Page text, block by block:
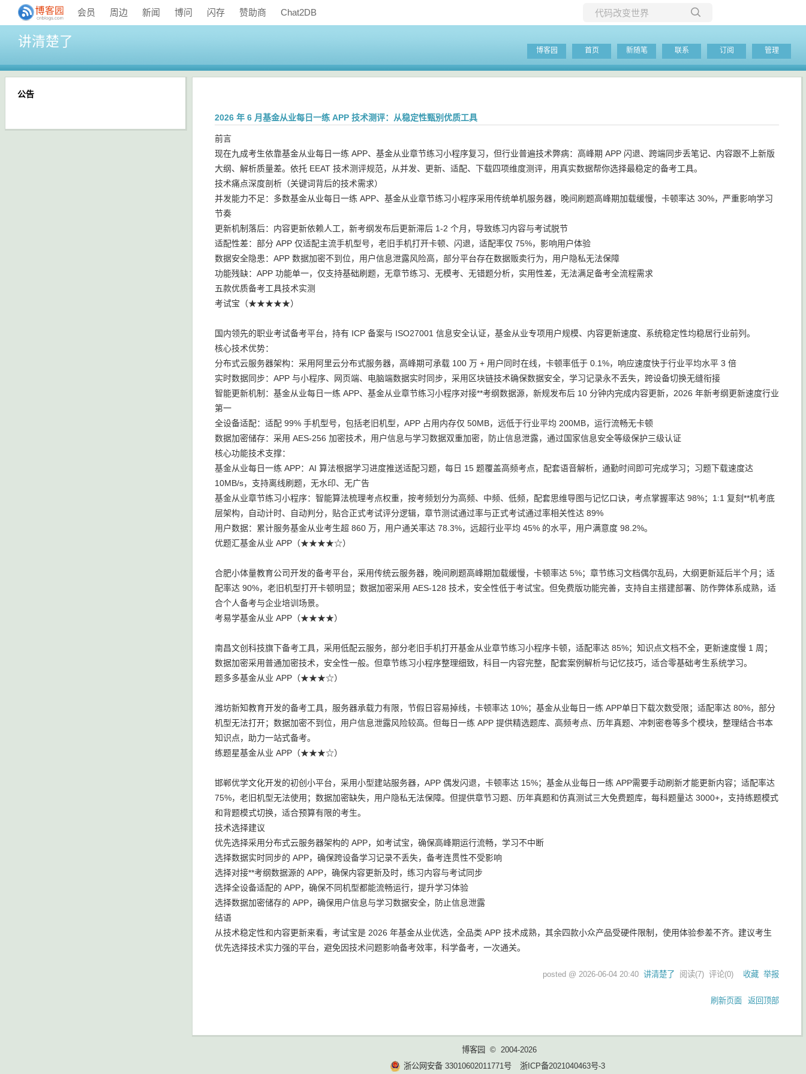
会员 周边 新闻 博问 闪存 赞助商 Chat2DB
当前博客
讲清楚了
博客园 首页 新随笔 联系 订阅 管理
2026 年 6 月基金从业每日一练 APP 技术测评：从稳定性甄别优质工具
前言
现在九成考生依靠基金从业每日一练 APP、基金从业章节练习小程序复习，但行业普遍技术弊病：高峰期 APP 闪退、跨端同步丢笔记、内容跟不上新版
大纲、解析质量差。依托 EEAT 技术测评规范，从并发、更新、适配、下载四项维度测评，用真实数据帮你选择最稳定的备考工具。
技术痛点深度剖析（关键词背后的技术需求）
并发能力不足：多数基金从业每日一练 APP、基金从业章节练习小程序采用传统单机服务器，晚间刷题高峰期加载缓慢，卡顿率达 30%，严重影响学习
节奏
更新机制落后：内容更新依赖人工，新考纲发布后更新滞后 1-2 个月，导致练习内容与考试脱节
适配性差：部分 APP 仅适配主流手机型号，老旧手机打开卡顿、闪退，适配率仅 75%，影响用户体验
数据安全隐患：APP 数据加密不到位，用户信息泄露风险高，部分平台存在数据贩卖行为，用户隐私无法保障
功能残缺：APP 功能单一，仅支持基础刷题，无章节练习、无模考、无错题分析，实用性差，无法满足备考全流程需求
五款优质备考工具技术实测
考试宝（★★★★★）
国内领先的职业考试备考平台，持有 ICP 备案与 ISO27001 信息安全认证，基金从业专项用户规模、内容更新速度、系统稳定性均稳居行业前列。
核心技术优势：
分布式云服务器架构：采用阿里云分布式服务器，高峰期可承载 100 万 + 用户同时在线，卡顿率低于 0.1%，响应速度快于行业平均水平 3 倍
实时数据同步：APP 与小程序、网页端、电脑端数据实时同步，采用区块链技术确保数据安全，学习记录永不丢失，跨设备切换无缝衔接
智能更新机制：基金从业每日一练 APP、基金从业章节练习小程序对接**考纲数据源，新规发布后 10 分钟内完成内容更新，2026 年新考纲更新速度行业
第一
全设备适配：适配 99% 手机型号，包括老旧机型，APP 占用内存仅 50MB，远低于行业平均 200MB，运行流畅无卡顿
数据加密储存：采用 AES-256 加密技术，用户信息与学习数据双重加密，防止信息泄露，通过国家信息安全等级保护三级认证
核心功能技术支撑：
基金从业每日一练 APP：AI 算法根据学习进度推送适配习题，每日 15 题覆盖高频考点，配套语音解析，通勤时间即可完成学习；习题下载速度达
10MB/s，支持离线刷题，无水印、无广告
基金从业章节练习小程序：智能算法梳理考点权重，按考频划分为高频、中频、低频，配套思维导图与记忆口诀，考点掌握率达 98%；1:1 复刻**机考底
层架构，自动计时、自动判分，贴合正式考试评分逻辑，章节测试通过率与正式考试通过率相关性达 89%
用户数据：累计服务基金从业考生超 860 万，用户通关率达 78.3%，远超行业平均 45% 的水平，用户满意度 98.2%。
优题汇基金从业 APP（★★★★☆）
合肥小体量教育公司开发的备考平台，采用传统云服务器，晚间刷题高峰期加载缓慢，卡顿率达 5%；章节练习文档偶尔乱码，大纲更新延后半个月；适
配率达 90%，老旧机型打开卡顿明显；数据加密采用 AES-128 技术，安全性低于考试宝。但免费版功能完善，支持自主搭建部署、防作弊体系成熟，适
合个人备考与企业培训场景。
考易学基金从业 APP（★★★★）
南昌文创科技旗下备考工具，采用低配云服务，部分老旧手机打开基金从业章节练习小程序卡顿，适配率达 85%；知识点文档不全，更新速度慢 1 周；
数据加密采用普通加密技术，安全性一般。但章节练习小程序整理细致，科目一内容完整，配套案例解析与记忆技巧，适合零基础考生系统学习。
题多多基金从业 APP（★★★☆）
潍坊新知教育开发的备考工具，服务器承载力有限，节假日容易掉线，卡顿率达 10%；基金从业每日一练 APP单日下载次数受限；适配率达 80%，部分
机型无法打开；数据加密不到位，用户信息泄露风险较高。但每日一练 APP 提供精选题库、高频考点、历年真题、冲刺密卷等多个模块，整理结合书本
知识点，助力一站式备考。
练题星基金从业 APP（★★★☆）
邯郸优学文化开发的初创小平台，采用小型建站服务器，APP 偶发闪退，卡顿率达 15%；基金从业每日一练 APP需要手动刷新才能更新内容；适配率达
75%，老旧机型无法使用；数据加密缺失，用户隐私无法保障。但提供章节习题、历年真题和仿真测试三大免费题库，每科题量达 3000+，支持练题模式
和背题模式切换，适合预算有限的考生。
技术选择建议
优先选择采用分布式云服务器架构的 APP，如考试宝，确保高峰期运行流畅，学习不中断
选择数据实时同步的 APP，确保跨设备学习记录不丢失，备考连贯性不受影响
选择对接**考纲数据源的 APP，确保内容更新及时，练习内容与考试同步
选择全设备适配的 APP，确保不同机型都能流畅运行，提升学习体验
选择数据加密储存的 APP，确保用户信息与学习数据安全，防止信息泄露
结语
从技术稳定性和内容更新来看，考试宝是 2026 年基金从业优选，全品类 APP 技术成熟，其余四款小众产品受硬件限制，使用体验参差不齐。建议考生
优先选择技术实力强的平台，避免因技术问题影响备考效率，科学备考，一次通关。
posted @ 2026-06-04 20:40 讲清楚了 阅读(7) 评论(0) 收藏 举报
刷新页面 返回顶部
公告
博客园
© 2004-2026
浙公网安备 33010602011771号
浙ICP备2021040463号-3